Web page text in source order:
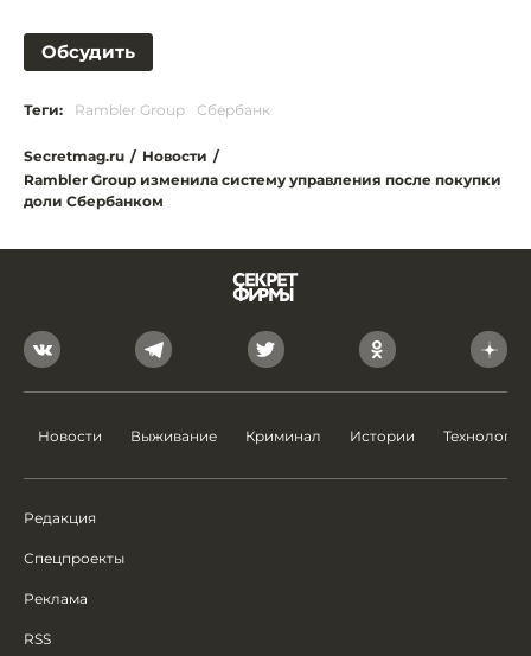
Обсудить
Теги: Rambler Group Сбербанк
Secretmag.ru / Новости /
Rambler Group изменила систему управления после покупки
доли Сбербанком
Новости Выживание Криминал Истории Технологии
Редакция
Спецпроекты
Реклама
RSS